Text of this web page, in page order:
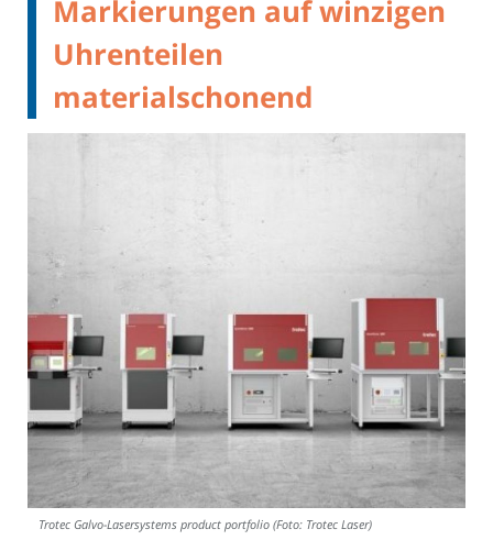
Markierungen auf winzigen
Uhrenteilen
materialschonend
Trotec Galvo-Lasersystems product portfolio (Foto: Trotec Laser)